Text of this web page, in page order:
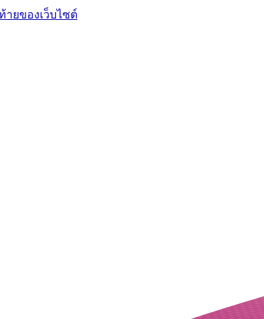
ยของเว็บไซต์